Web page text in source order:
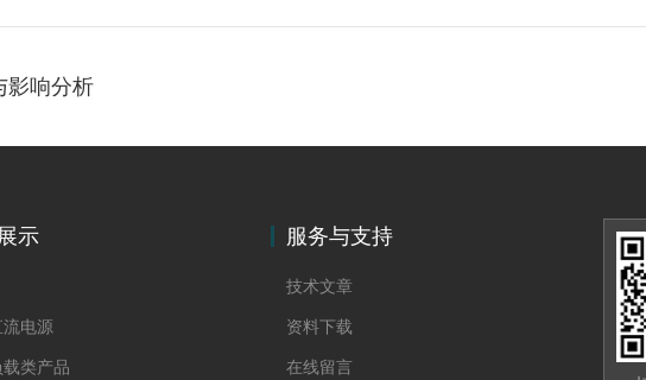
影响分析
示
流电源
类产品
服务与支持
技术文章
资料下载
在线留言